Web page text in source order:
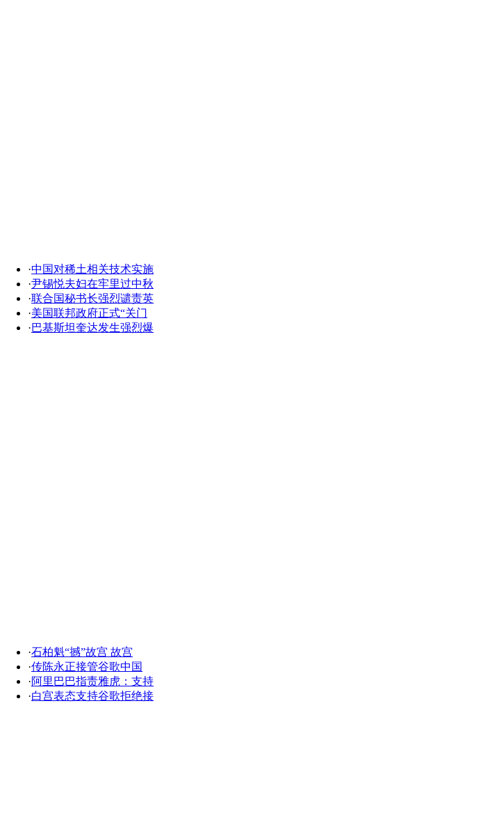
·中国对稀土相关技术实施
·尹锡悦夫妇在牢里过中秋
·联合国秘书长强烈谴责英
·美国联邦政府正式“关门
·巴基斯坦奎达发生强烈爆
·石柏魁“撼”故宫 故宫
·传陈永正接管谷歌中国
·阿里巴巴指责雅虎：支持
·白宫表态支持谷歌拒绝接